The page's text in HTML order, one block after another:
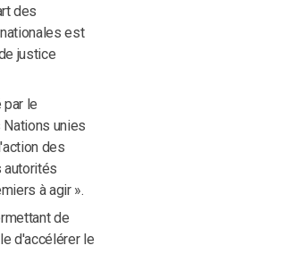
des
est
justice
le
unies
des
autorités
à agir ».
de
d'accélérer le